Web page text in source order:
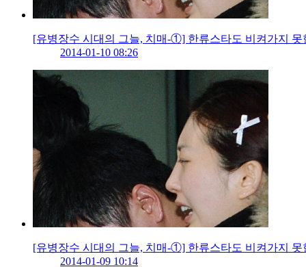
[유병장수 시대의 그늘, 치매-①] 한류스타도 비켜가지 못
2014-01-10 08:26
[유병장수 시대의 그늘, 치매-①] 한류스타도 비켜가지 못
2014-01-09 10:14